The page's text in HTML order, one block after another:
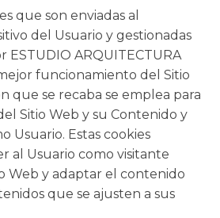
que son enviadas al
del Usuario y gestionadas
ESTUDIO ARQUITECTURA
funcionamiento del Sitio
que se recaba se emplea para
Sitio Web y su Contenido y
Usuario. Estas cookies
al Usuario como visitante
Web y adaptar el contenido
que se ajusten a sus